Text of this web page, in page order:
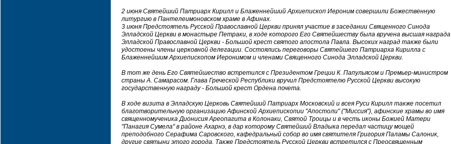
2 июня Святейший Патриарх Кирилл и Блаженнейший Архиепископ Иероним совершили Божественную
литургию в Пантелеимоновском храме в Афинах.
3 июня Предстоятель Русской Православной Церкви принял участие в заседании Священного Синода
Элладской Церкви в монастыре Петраки, в ходе которого Его Святейшеству была вручена высшая награда
Элладской Православной Церкви - Большой крест святого апостола Павла. Высоких наград также были
удостоены члены церковной делегации. Состоялись переговоры Святейшего Патриарха Кирилла с
Блаженнейшим Архиепископом Иеронимом и членами Священного Синода Элладской Церкви.
В тот же день Его Святейшество встретился с Президентом Греции К. Папульясом и Премьер-министром
страны А. Самарасом. Глава Греческой Республики вручил Предстоятелю Русской Церкви высокую
государственную награду - Большой крест Ордена почета.
В ходе визита в Элладскую Церковь Святейший Патриарх Московский и всея Руси Кирилл также посетил
благотворительную организацию Афинской Архиепископии "Апостоли" ("Миссия"), афинские храмы во имя
священномученика Дионисия Ареопагита в Колонаки, Святой Троицы и в честь иконы Божией Матери
"Панагия Сумела" в районе Ахарнэ, в дар которому Святейший Владыка передал частицу мощей
преподобного Серафима Саровского, кафедральный собор во имя святителя Григория Паламы Салоник,
другие святыни этого города. Также Предстоятель Русской Церкви встретился с Преосвященным